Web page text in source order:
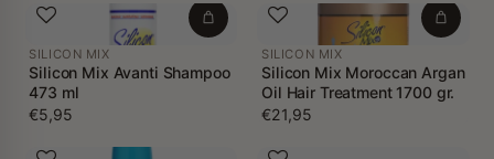
SILICON MIX
Silicon Mix Avanti Shampoo
473 ml
€5,95
SILICON MIX
Silicon Mix Moroccan Argan
Oil Hair Treatment 1700 gr.
€21,95